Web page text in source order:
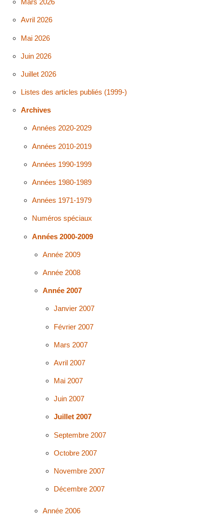
Mars 2026
Avril 2026
Mai 2026
Juin 2026
Juillet 2026
Listes des articles publiés (1999-)
Archives
Années 2020-2029
Années 2010-2019
Années 1990-1999
Années 1980-1989
Années 1971-1979
Numéros spéciaux
Années 2000-2009
Année 2009
Année 2008
Année 2007
Janvier 2007
Février 2007
Mars 2007
Avril 2007
Mai 2007
Juin 2007
Juillet 2007
Septembre 2007
Octobre 2007
Novembre 2007
Décembre 2007
Année 2006